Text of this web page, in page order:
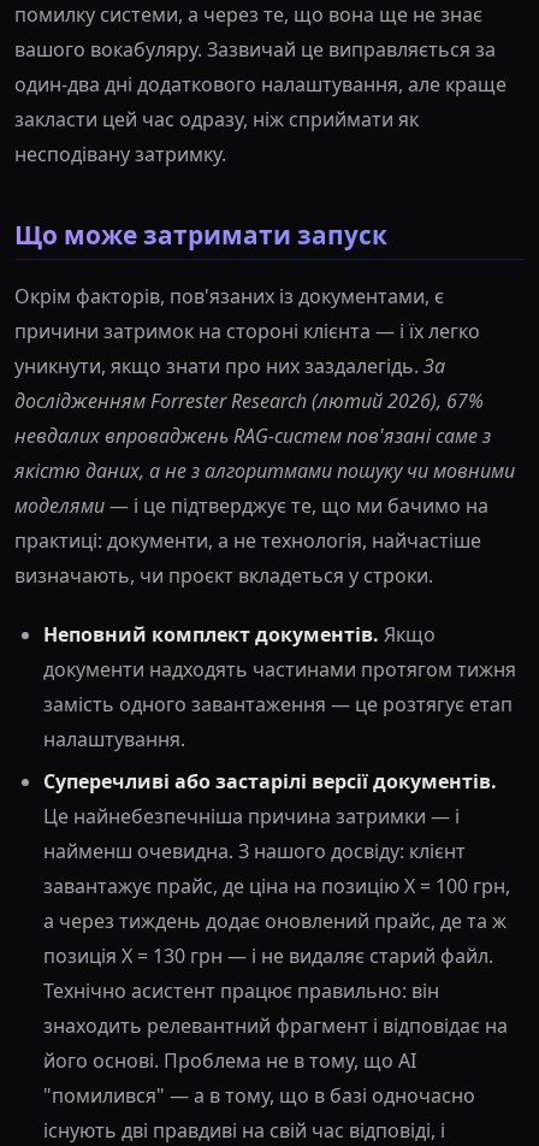
помилку системи, а через те, що вона ще не знає
вашого вокабуляру. Зазвичай це виправляється за
один-два дні додаткового налаштування, але краще
закласти цей час одразу, ніж сприймати як
несподівану затримку.
Що може затримати запуск
Окрім факторів, пов'язаних із документами, є
причини затримок на стороні клієнта — і їх легко
уникнути, якщо знати про них заздалегідь. За
дослідженням Forrester Research (лютий 2026), 67%
невдалих впроваджень RAG-систем пов'язані саме з
якістю даних, а не з алгоритмами пошуку чи мовними
моделями— і це підтверджує те, що ми бачимо на
практиці: документи, а не технологія, найчастіше
визначають, чи проєкт вкладеться у строки.
Неповний комплект документів. Якщо
документи надходять частинами протягом тижня
замість одного завантаження — це розтягує етап
налаштування.
Суперечливі або застарілі версії документів.
Це найнебезпечніша причина затримки — і
найменш очевидна. З нашого досвіду: клієнт
завантажує прайс, де ціна на позицію X = 100 грн,
а через тиждень додає оновлений прайс, де та ж
позиція X = 130 грн — і не видаляє старий файл.
Технічно асистент працює правильно: він
знаходить релевантний фрагмент і відповідає на
його основі. Проблема не в тому, що AI
"помилився" — а в тому, що в базі одночасно
існують дві правдиві на свій час відповіді, і